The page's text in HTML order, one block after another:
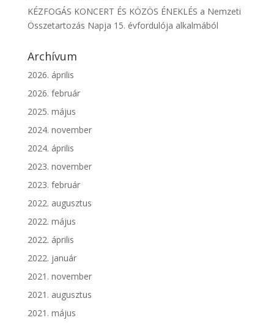
KÉZFOGÁS KONCERT ÉS KÖZÖS ÉNEKLÉS a Nemzeti
Összetartozás Napja 15. évfordulója alkalmából
Archívum
2026. április
2026. február
2025. május
2024. november
2024. április
2023. november
2023. február
2022. augusztus
2022. május
2022. április
2022. január
2021. november
2021. augusztus
2021. május